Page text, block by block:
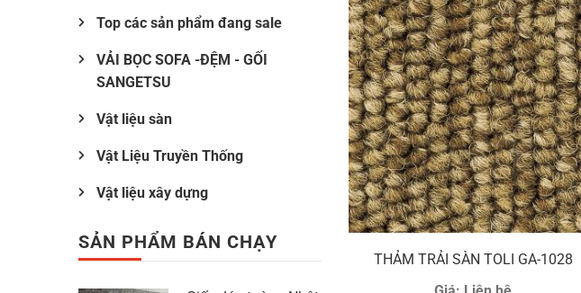
Top các sản phẩm đang sale
VẢI BỌC SOFA -ĐỆM - GỐI
SANGETSU
Vật liệu sàn
Vật Liệu Truyền Thống
Vật liệu xây dựng
SẢN PHẨM BÁN CHẠY
THẢM TRẢI SÀN TOLI GA-1028